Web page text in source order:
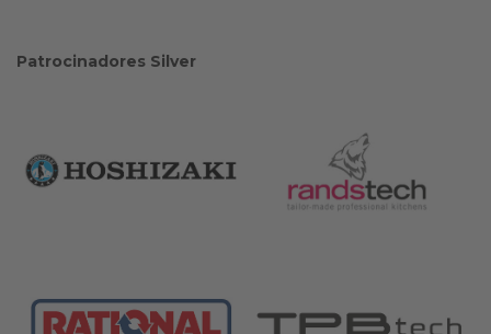
Patrocinadores Silver